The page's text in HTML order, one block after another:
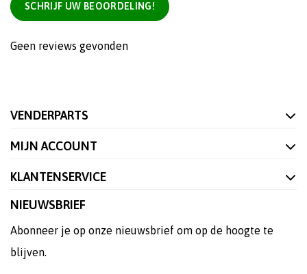
SCHRIJF UW BEOORDELING!
Geen reviews gevonden
VENDERPARTS
MIJN ACCOUNT
KLANTENSERVICE
NIEUWSBRIEF
Abonneer je op onze nieuwsbrief om op de hoogte te
blijven.